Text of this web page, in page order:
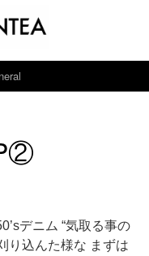
デニム “気取る事の
り込んた様な まずは